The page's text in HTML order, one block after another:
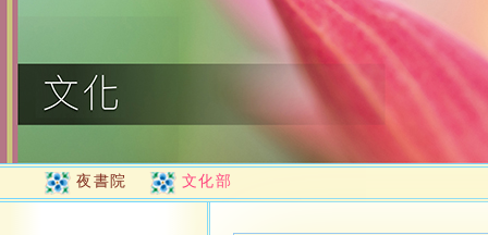
夜書院 文化部